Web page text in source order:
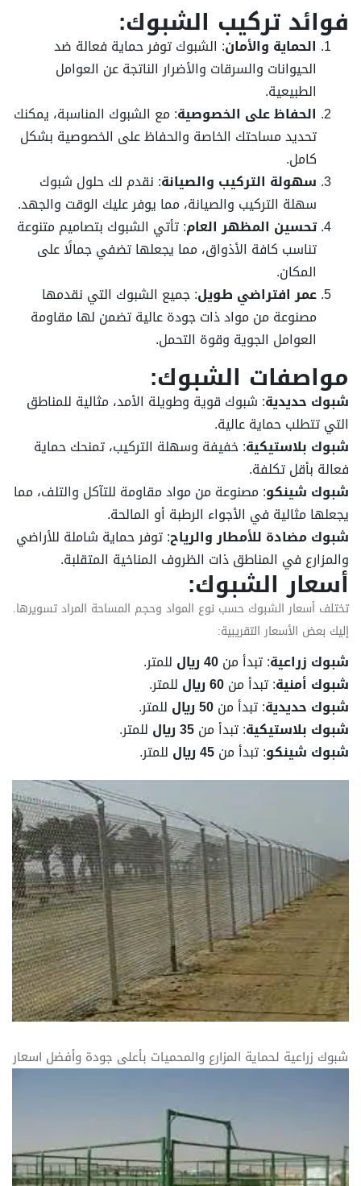
فوائد تركيب الشبوك:
الحماية والأمان: الشبوك توفر حماية فعالة ضد
الحيوانات والسرقات والأضرار الناتجة عن العوامل
الطبيعية.
الحفاظ على الخصوصية: مع الشبوك المناسبة، يمكنك
تحديد مساحتك الخاصة والحفاظ على الخصوصية بشكل
كامل.
سهولة التركيب والصيانة: نقدم لك حلول شبوك
سهلة التركيب والصيانة، مما يوفر عليك الوقت والجهد.
تحسين المظهر العام: تأتي الشبوك بتصاميم متنوعة
تناسب كافة الأذواق، مما يجعلها تضفي جمالًا على
المكان.
عمر افتراضي طويل: جميع الشبوك التي نقدمها
مصنوعة من مواد ذات جودة عالية تضمن لها مقاومة
العوامل الجوية وقوة التحمل.
مواصفات الشبوك:
شبوك حديدية: شبوك قوية وطويلة الأمد، مثالية للمناطق
التي تتطلب حماية عالية.
شبوك بلاستيكية: خفيفة وسهلة التركيب، تمنحك حماية
فعالة بأقل تكلفة.
شبوك شينكو: مصنوعة من مواد مقاومة للتآكل والتلف، مما
يجعلها مثالية في الأجواء الرطبة أو المالحة.
شبوك مضادة للأمطار والرياح: توفر حماية شاملة للأراضي
والمزارع في المناطق ذات الظروف المناخية المتقلبة.
أسعار الشبوك:
تختلف أسعار الشبوك حسب نوع المواد وحجم المساحة المراد تسويرها.
إليك بعض الأسعار التقريبية:
شبوك زراعية: تبدأ من40 ريال
للمتر.
شبوك أمنية: تبدأ من60 ريال
للمتر.
شبوك حديدية: تبدأ من50 ريال
للمتر.
شبوك بلاستيكية: تبدأ من35 ريال
للمتر.
شبوك شينكو: تبدأ من45 ريال للمتر.
شبوك زراعية لحماية المزارع والمحميات بأعلى جودة وأفضل اسعار